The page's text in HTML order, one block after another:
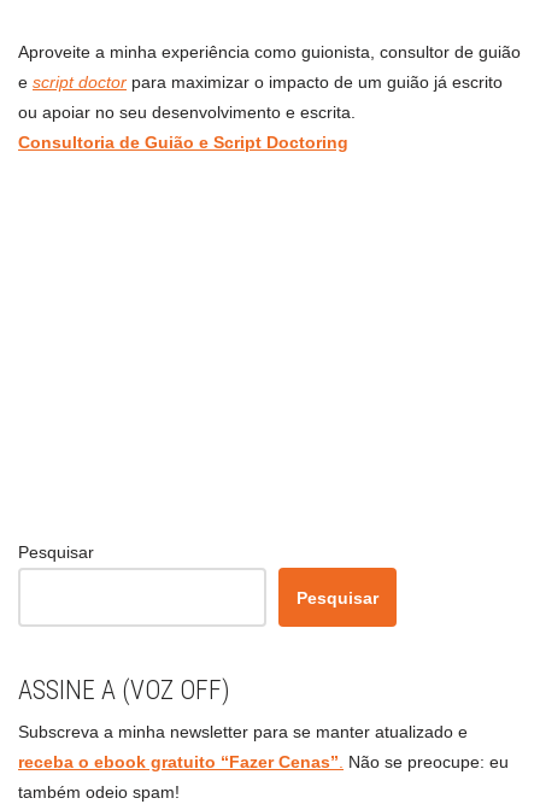
Aproveite a minha experiência como guionista, consultor de guião
e script doctor para maximizar o impacto de um guião já escrito
ou apoiar no seu desenvolvimento e escrita.
Consultoria de Guião e Script Doctoring
Pesquisar
Pesquisar
ASSINE A (VOZ OFF)
Subscreva a minha newsletter para se manter atualizado e
receba o ebook gratuito “Fazer Cenas”. Não se preocupe: eu
também odeio spam!